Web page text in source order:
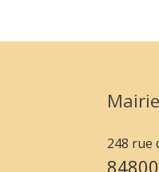
248 rue